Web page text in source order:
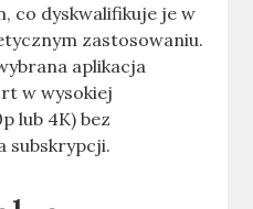
co dyskwalifikuje je w
zastosowaniu.
aplikacja
w wysokiej
lub 4K) bez
subskrypcji.